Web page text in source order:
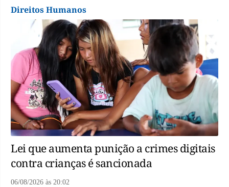
Direitos Humanos
Lei que aumenta punição a crimes digitais
contra crianças é sancionada
06/08/2026 às 20:02